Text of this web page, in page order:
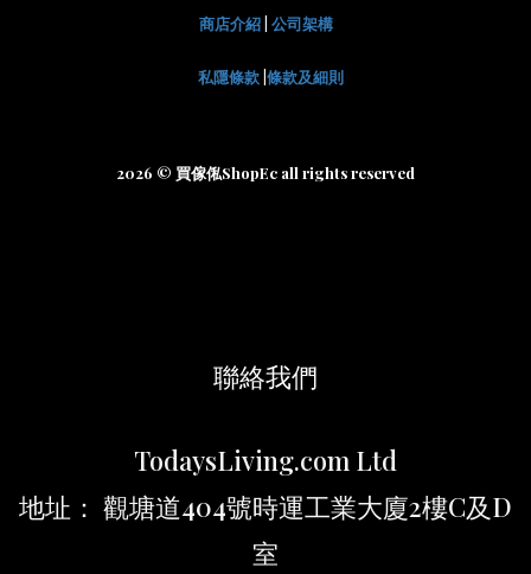
商店介紹| 公司架構
私隱條款 條款及細則
2026 © 買傢俬ShopEc all rights reserved
聯絡我們
TodaysLiving.com Ltd
地址： 觀塘道404號時運工業大廈2樓C及D
室